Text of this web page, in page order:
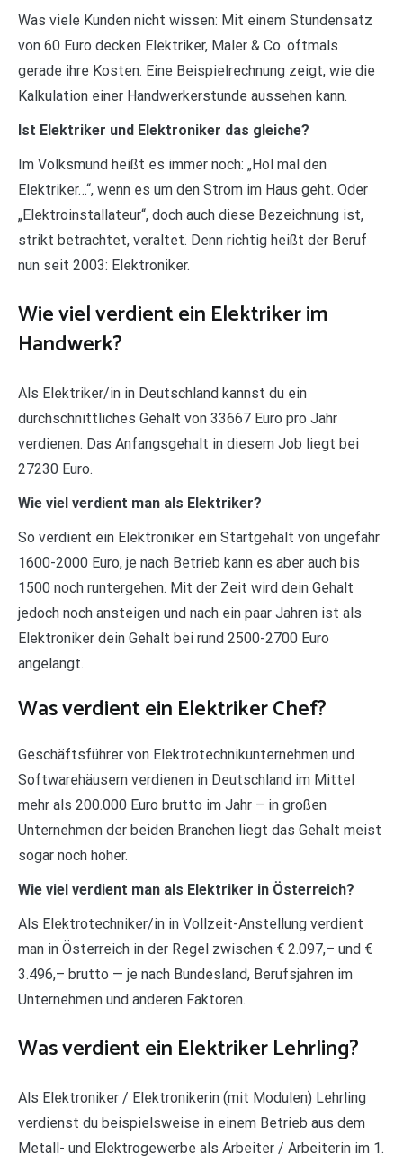
Was viele Kunden nicht wissen: Mit einem Stundensatz
von 60 Euro decken Elektriker, Maler & Co. oftmals
gerade ihre Kosten. Eine Beispielrechnung zeigt, wie die
Kalkulation einer Handwerkerstunde aussehen kann.
Ist Elektriker und Elektroniker das gleiche?
Im Volksmund heißt es immer noch: „Hol mal den
Elektriker…“, wenn es um den Strom im Haus geht. Oder
„Elektroinstallateur“, doch auch diese Bezeichnung ist,
strikt betrachtet, veraltet. Denn richtig heißt der Beruf
nun seit 2003: Elektroniker.
Wie viel verdient ein Elektriker im
Handwerk?
Als Elektriker/in in Deutschland kannst du ein
durchschnittliches Gehalt von 33667 Euro pro Jahr
verdienen. Das Anfangsgehalt in diesem Job liegt bei
27230 Euro.
Wie viel verdient man als Elektriker?
So verdient ein Elektroniker ein Startgehalt von ungefähr
1600-2000 Euro, je nach Betrieb kann es aber auch bis
1500 noch runtergehen. Mit der Zeit wird dein Gehalt
jedoch noch ansteigen und nach ein paar Jahren ist als
Elektroniker dein Gehalt bei rund 2500-2700 Euro
angelangt.
Was verdient ein Elektriker Chef?
Geschäftsführer von Elektrotechnikunternehmen und
Softwarehäusern verdienen in Deutschland im Mittel
mehr als 200.000 Euro brutto im Jahr – in großen
Unternehmen der beiden Branchen liegt das Gehalt meist
sogar noch höher.
Wie viel verdient man als Elektriker in Österreich?
Als Elektrotechniker/in in Vollzeit-Anstellung verdient
man in Österreich in der Regel zwischen € 2.097,– und €
3.496,– brutto — je nach Bundesland, Berufsjahren im
Unternehmen und anderen Faktoren.
Was verdient ein Elektriker Lehrling?
Als Elektroniker / Elektronikerin (mit Modulen) Lehrling
verdienst du beispielsweise in einem Betrieb aus dem
Metall- und Elektrogewerbe als Arbeiter / Arbeiterin im 1.